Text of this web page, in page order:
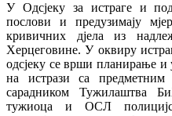
У Одсјеку за истраге и
послови и предузимају
кривичних дјела из
Херцеговине. У оквиру
одсјеку се врши планирање
на истрази са
сарадником Тужилаштва
тужиоца и ОСЛ